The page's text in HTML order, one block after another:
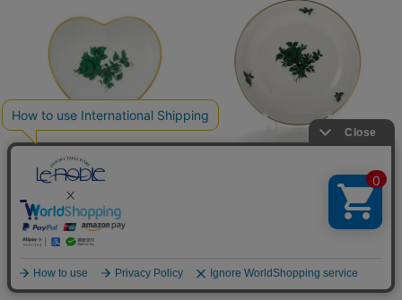
アウガルテン
（AUGARTEN） マリアテレ
ジア（5098A） バラ ハート
ディッシュ 10cm（862）
¥44,000税込
（AUGARTEN） マリアテレ
ジア（5098A） バラ ラウン
¥36,300税込